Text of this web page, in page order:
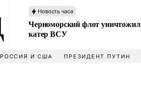
Новость часа
Черноморский флот
катер ВСУ
РОССИЯ И США ПРЕЗИДЕНТ ПУТИН